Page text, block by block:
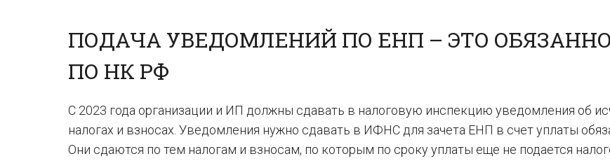
ПОДАЧА УВЕДОМЛЕНИЙ ПО ЕНП – ЭТО
ПО НК РФ
С 2023 года организации и ИП должны сдавать в налоговую инспекцию уведомления об
налогах и взносах. Уведомления нужно сдавать в ИФНС для зачета ЕНП в счет уплаты
Они сдаются по тем налогам и взносам, по которым по сроку уплаты еще не подается